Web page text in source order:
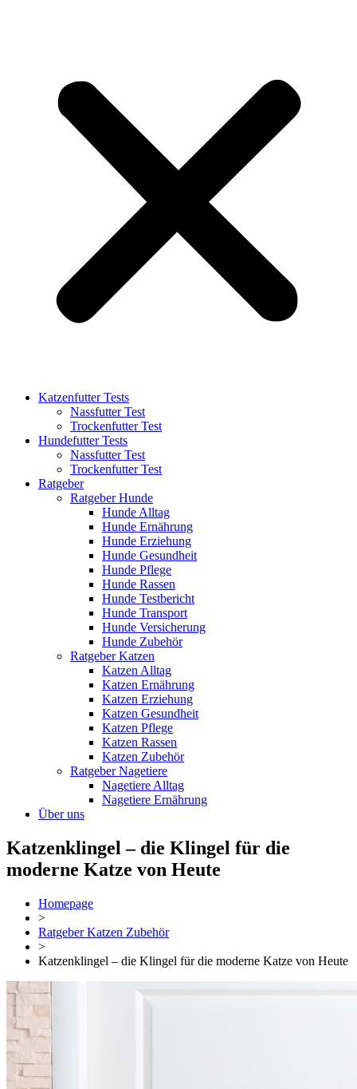
Katzenfutter Tests
Nassfutter Test
Trockenfutter Test
Hundefutter Tests
Nassfutter Test
Trockenfutter Test
Ratgeber
Ratgeber Hunde
Hunde Alltag
Hunde Ernährung
Hunde Erziehung
Hunde Gesundheit
Hunde Pflege
Hunde Rassen
Hunde Testbericht
Hunde Transport
Hunde Versicherung
Hunde Zubehör
Ratgeber Katzen
Katzen Alltag
Katzen Ernährung
Katzen Erziehung
Katzen Gesundheit
Katzen Pflege
Katzen Rassen
Katzen Zubehör
Ratgeber Nagetiere
Nagetiere Alltag
Nagetiere Ernährung
Über uns
Katzenklingel – die Klingel für die
moderne Katze von Heute
Homepage
>
Ratgeber Katzen Zubehör
>
Katzenklingel – die Klingel für die moderne Katze von Heute